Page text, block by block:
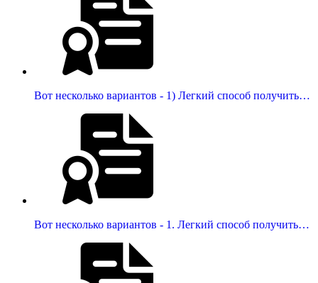
Вот несколько вариантов - 1) Легкий способ получить…
Вот несколько вариантов - 1. Легкий способ получить…